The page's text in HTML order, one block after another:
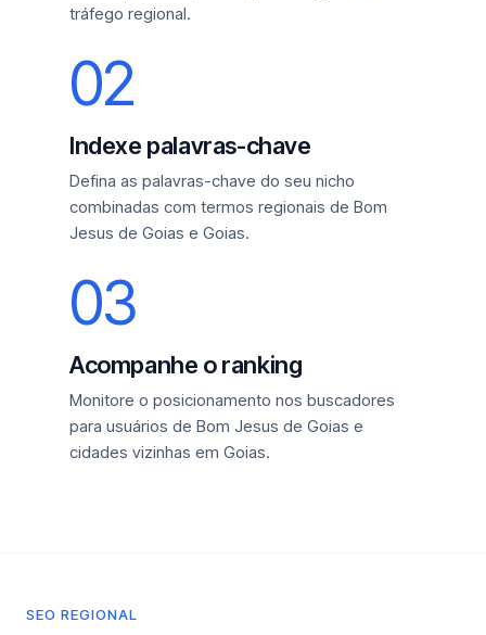
tráfego regional.
02
Indexe palavras-chave
Defina as palavras-chave do seu nicho
combinadas com termos regionais de Bom
Jesus de Goias e Goias.
03
Acompanhe o ranking
Monitore o posicionamento nos buscadores
para usuários de Bom Jesus de Goias e
cidades vizinhas em Goias.
SEO REGIONAL